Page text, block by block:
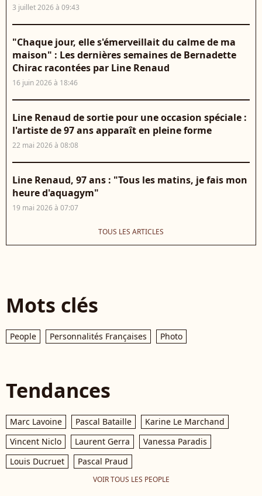
3 juillet 2026 à 09:43
"Chaque jour, elle s'émerveillait du calme de ma
maison" : Les dernières semaines de Bernadette
Chirac racontées par Line Renaud
16 juin 2026 à 18:46
Line Renaud de sortie pour une occasion spéciale :
l'artiste de 97 ans apparaît en pleine forme
22 mai 2026 à 08:08
Line Renaud, 97 ans : "Tous les matins, je fais mon
heure d'aquagym"
19 mai 2026 à 07:07
TOUS LES ARTICLES
Mots clés
People Personnalités Françaises Photo
Tendances
Marc Lavoine Pascal Bataille
Karine Le Marchand
Vincent Niclo
Laurent Gerra
Vanessa Paradis
Louis Ducruet
Pascal Praud
VOIR TOUS LES PEOPLE